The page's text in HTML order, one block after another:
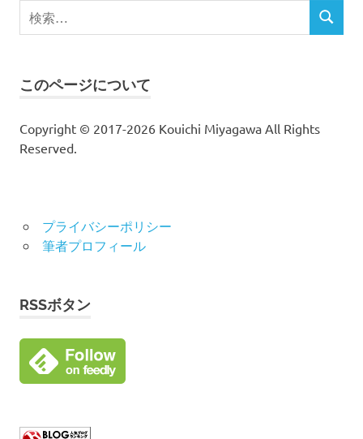
検
索
検
このページについて
Copyright © 2017-2026 Kouichi Miyagawa All Rights
Reserved.
プライバシーポリシー
筆者プロフィール
RSSボタン